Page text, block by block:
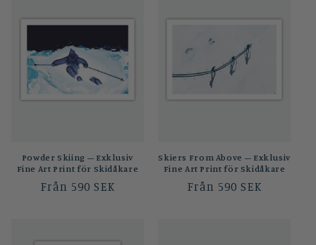
Powder Skiing – Exklusiv
Fine Art Print för Skidåkare
Ordinarie
Från 590 SEK
Skiers From Above – Exklusiv
Fine Art Print för Skidåkare
Ordinarie
Från 590 SEK